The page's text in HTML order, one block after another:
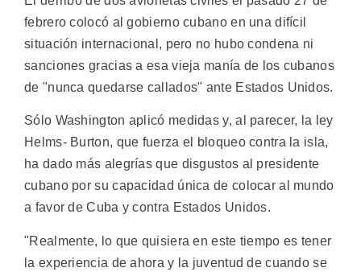
febrero colocó al gobierno cubano en una difícil
situación internacional, pero no hubo condena ni
sanciones gracias a esa vieja manía de los cubanos
de "nunca quedarse callados" ante Estados Unidos.
Sólo Washington aplicó medidas y, al parecer, la ley
Helms- Burton, que fuerza el bloqueo contra la isla,
ha dado más alegrías que disgustos al presidente
cubano por su capacidad única de colocar al mundo
a favor de Cuba y contra Estados Unidos.
"Realmente, lo que quisiera en este tiempo es tener
la experiencia de ahora y la juventud de cuando se